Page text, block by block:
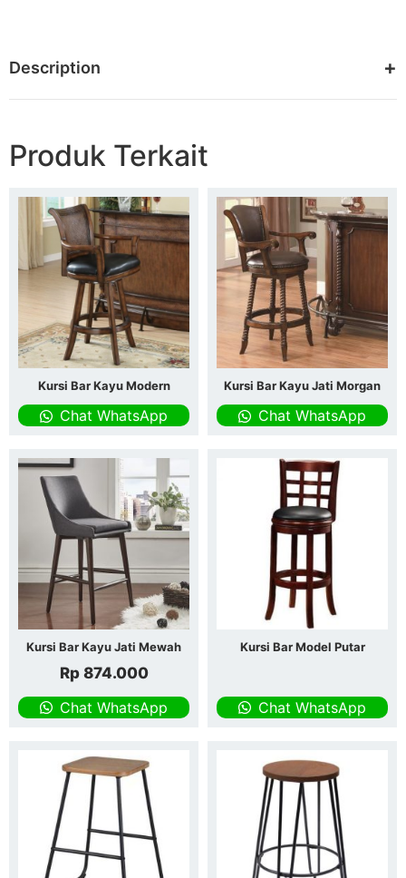
Description
Produk Terkait
Kursi Bar Kayu Modern
Chat WhatsApp
Kursi Bar Kayu Jati Morgan
Chat WhatsApp
Kursi Bar Kayu Jati Mewah
Rp874.000
Chat WhatsApp
Kursi Bar Model Putar
Chat WhatsApp